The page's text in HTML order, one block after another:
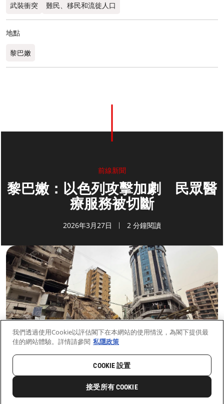
5 分享
武裝衝突 難民、移民和流徙人口
地點
黎巴嫩​
前線新聞
黎巴嫩：以色列攻擊加劇 民眾醫
療服務被切斷
2026年3月27日 2 分鐘閱讀
首頁最新動向前線新聞與故事
我們透過使用Cookie以評估閣下在本網站的使用情況，為閣下提供最
佳的網站體驗。詳情請參閱 私隱政策
COOKIE 設置
接受所有 COOKIE